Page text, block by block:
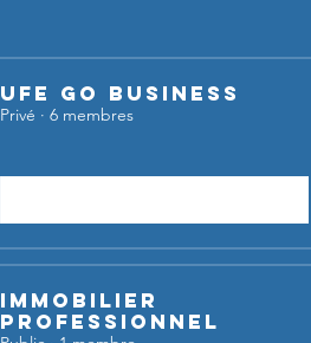
UFE GO BUSINESS
Privé · 6 membres
Immobilier
Professionnel